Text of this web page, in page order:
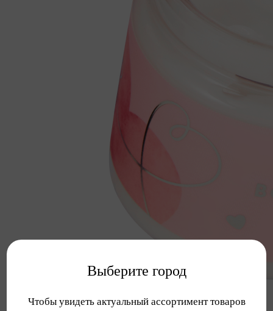
Выберите город
Чтобы увидеть актуальный ассортимент товаров